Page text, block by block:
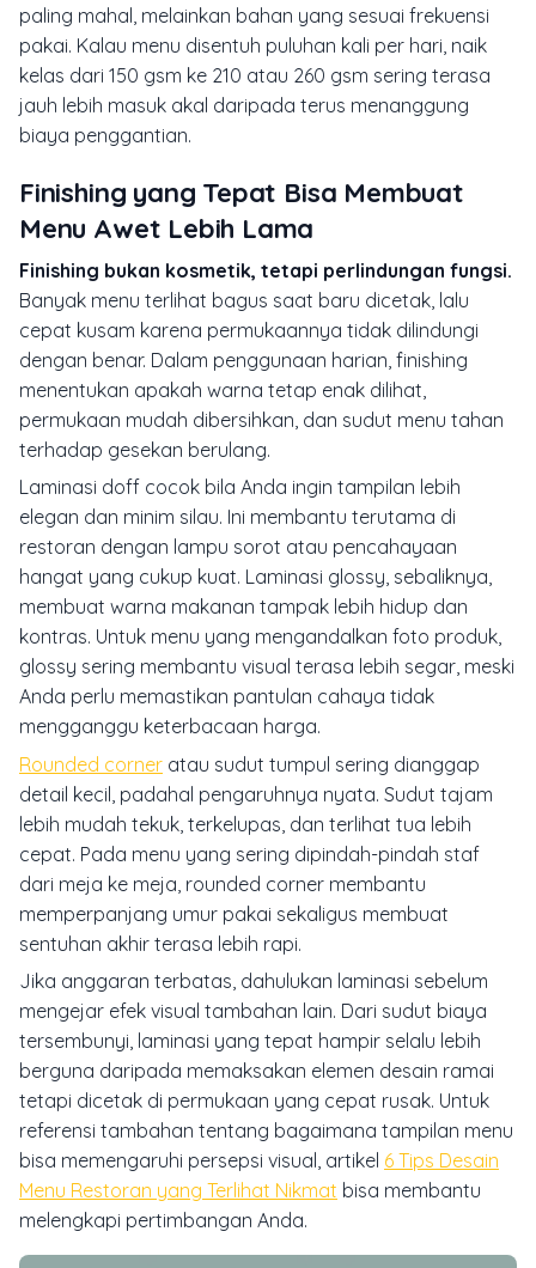
paling mahal, melainkan bahan yang sesuai frekuensi
pakai. Kalau menu disentuh puluhan kali per hari, naik
kelas dari 150 gsm ke 210 atau 260 gsm sering terasa
jauh lebih masuk akal daripada terus menanggung
biaya penggantian.
Finishing yang Tepat Bisa Membuat
Menu Awet Lebih Lama
Finishing bukan kosmetik, tetapi perlindungan fungsi.
Banyak menu terlihat bagus saat baru dicetak, lalu
cepat kusam karena permukaannya tidak dilindungi
dengan benar. Dalam penggunaan harian, finishing
menentukan apakah warna tetap enak dilihat,
permukaan mudah dibersihkan, dan sudut menu tahan
terhadap gesekan berulang.
Laminasi doff cocok bila Anda ingin tampilan lebih
elegan dan minim silau. Ini membantu terutama di
restoran dengan lampu sorot atau pencahayaan
hangat yang cukup kuat. Laminasi glossy, sebaliknya,
membuat warna makanan tampak lebih hidup dan
kontras. Untuk menu yang mengandalkan foto produk,
glossy sering membantu visual terasa lebih segar, meski
Anda perlu memastikan pantulan cahaya tidak
mengganggu keterbacaan harga.
Rounded corner atau sudut tumpul sering dianggap
detail kecil, padahal pengaruhnya nyata. Sudut tajam
lebih mudah tekuk, terkelupas, dan terlihat tua lebih
cepat. Pada menu yang sering dipindah-pindah staf
dari meja ke meja, rounded corner membantu
memperpanjang umur pakai sekaligus membuat
sentuhan akhir terasa lebih rapi.
Jika anggaran terbatas, dahulukan laminasi sebelum
mengejar efek visual tambahan lain. Dari sudut biaya
tersembunyi, laminasi yang tepat hampir selalu lebih
berguna daripada memaksakan elemen desain ramai
tetapi dicetak di permukaan yang cepat rusak. Untuk
referensi tambahan tentang bagaimana tampilan menu
bisa memengaruhi persepsi visual, artikel 6 Tips Desain
Menu Restoran yang Terlihat Nikmat bisa membantu
melengkapi pertimbangan Anda.